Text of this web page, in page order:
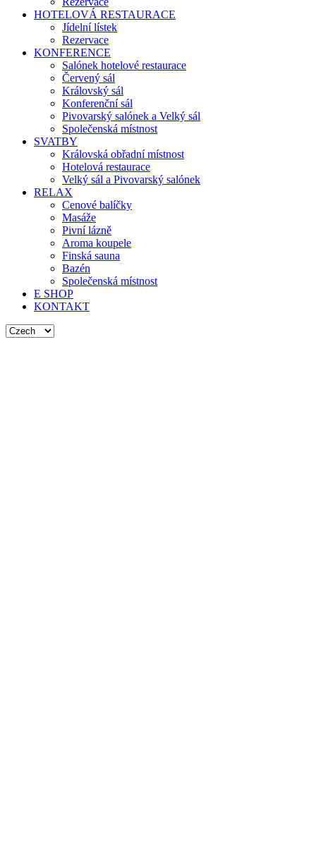
HOTELOVÁ RESTAURACE
Jídelní lístek
Rezervace
KONFERENCE
Salónek hotelové restaurace
Červený sál
Královský sál
Konferenční sál
Pivovarský salónek a Velký sál
Společenská místnost
SVATBY
Královská obřadní místnost
Hotelová restaurace
Velký sál a Pivovarský salónek
RELAX
Cenové balíčky
Masáže
Pivní lázně
Aroma koupele
Finská sauna
Bazén
Společenská místnost
E SHOP
KONTAKT